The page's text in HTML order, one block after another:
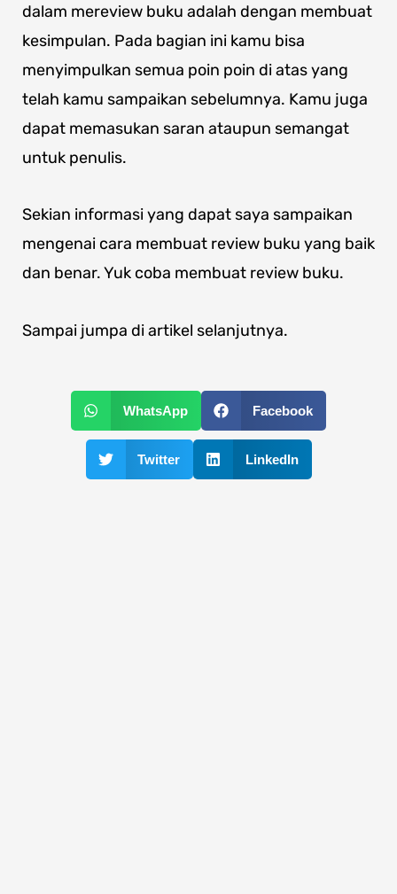
dalam mereview buku adalah dengan membuat
kesimpulan. Pada bagian ini kamu bisa
menyimpulkan semua poin poin di atas yang
telah kamu sampaikan sebelumnya. Kamu juga
dapat memasukan saran ataupun semangat
untuk penulis.
Sekian informasi yang dapat saya sampaikan
mengenai cara membuat review buku yang baik
dan benar. Yuk coba membuat review buku.
Sampai jumpa di artikel selanjutnya.
WhatsApp Facebook
Twitter LinkedIn